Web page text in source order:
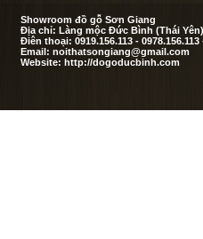
Showroom đồ gỗ Sơn Giang
Địa chỉ: Làng mộc Đức Bình (Thái
Điên thoại: 0919.156.113 - 0978.156.113
Email: noithatsongiang@gmail.com
Website: http://dogoducbinh.com